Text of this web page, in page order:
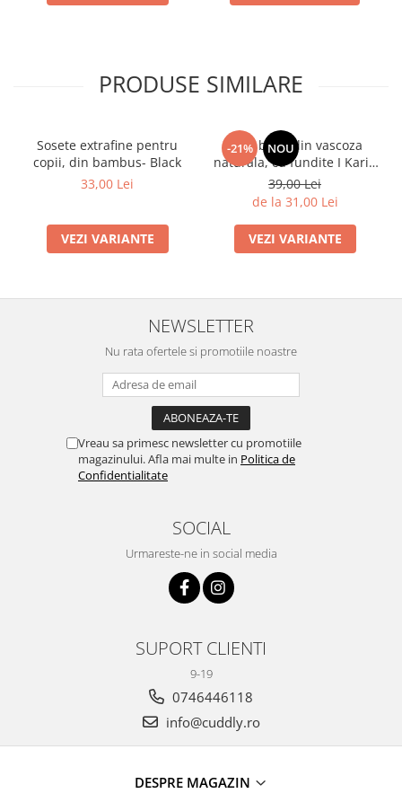
PRODUSE SIMILARE
Sosete extrafine pentru
copii, din bambus- Black
33,00 Lei
VEZI VARIANTE
-21% NOU
Dres bebe din vascoza
naturala, cu fundite I Karin
I ALB
39,00 Lei
de la 31,00 Lei
VEZI VARIANTE
NEWSLETTER
Nu rata ofertele si promotiile noastre
Vreau sa primesc newsletter cu promotiile
magazinului. Afla mai multe in Politica de
Confidentialitate
SOCIAL
Urmareste-ne in social media
SUPORT CLIENTI
9-19
0746446118
info@cuddly.ro
DESPRE MAGAZIN